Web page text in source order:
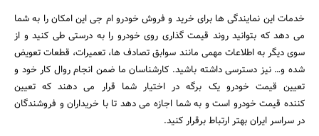
خدمات این نمایندگی‌ ها برای خرید و فروش خودرو ام جی این امکان را به شما
می‌ دهد که بتوانید روند قیمت گذاری روی خودرو را به درستی طی کنید و از
سوی دیگر به اطلاعات مهمی مانند سوابق تصادف‌ ها، تعمیرات، قطعات تعویض
شده و… نیز دسترسی داشته باشید. کارشناسان ما ضمن انجام روال کار خود و
تعیین قیمت خودرو یک برگه در اختیار شما قرار می‌ دهند که تعیین
کننده قیمت خودرو است و به شما اجازه می‌ دهد تا با خریداران و فروشندگان
در سراسر ایران بهتر ارتباط برقرار کنید.